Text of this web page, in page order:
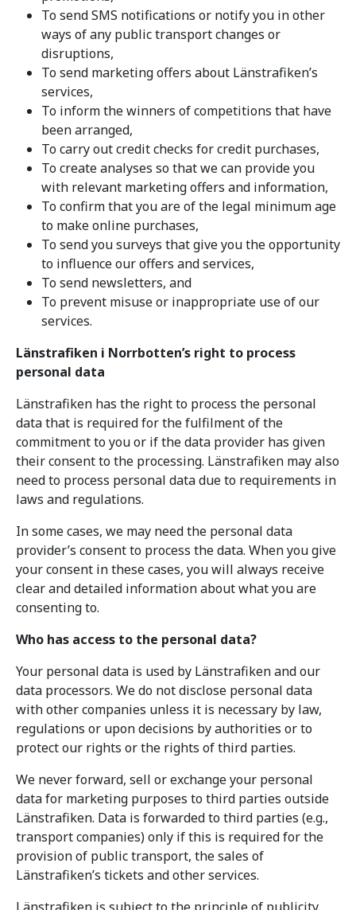
To send SMS notifications or notify you in other
ways of any public transport changes or
disruptions,
To send marketing offers about Länstrafiken’s
services,
To inform the winners of competitions that have
been arranged,
To carry out credit checks for credit purchases,
To create analyses so that we can provide you
with relevant marketing offers and information,
To confirm that you are of the legal minimum age
to make online purchases,
To send you surveys that give you the opportunity
to influence our offers and services,
To send newsletters, and
To prevent misuse or inappropriate use of our
services.
Länstrafiken i Norrbotten’s right to process
personal data
Länstrafiken has the right to process the personal
data that is required for the fulfilment of the
commitment to you or if the data provider has given
their consent to the processing. Länstrafiken may also
need to process personal data due to requirements in
laws and regulations.
In some cases, we may need the personal data
provider’s consent to process the data. When you give
your consent in these cases, you will always receive
clear and detailed information about what you are
consenting to.
Who has access to the personal data?
Your personal data is used by Länstrafiken and our
data processors. We do not disclose personal data
with other companies unless it is necessary by law,
regulations or upon decisions by authorities or to
protect our rights or the rights of third parties.
We never forward, sell or exchange your personal
data for marketing purposes to third parties outside
Länstrafiken. Data is forwarded to third parties (e.g.,
transport companies) only if this is required for the
provision of public transport, the sales of
Länstrafiken’s tickets and other services.